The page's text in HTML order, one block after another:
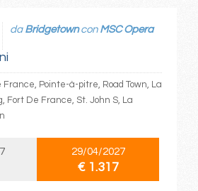
da Bridgetowncon MSC Opera
France, Pointe-à-pitre, Road Town, La
Fort De France, St. John S, La
29/04/2027
€ 1.317